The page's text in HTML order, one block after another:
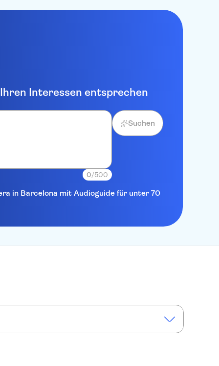
Interessen entsprechen
0/500
Suchen
in Barcelona mit Audioguide für unter 70